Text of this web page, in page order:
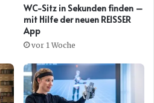
WC-Sitz in Sekunden finden –
mit Hilfe der neuen REISSER
App
vor 1 Woche